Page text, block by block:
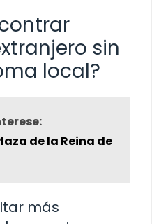
sin
local?
de la Reina de
más